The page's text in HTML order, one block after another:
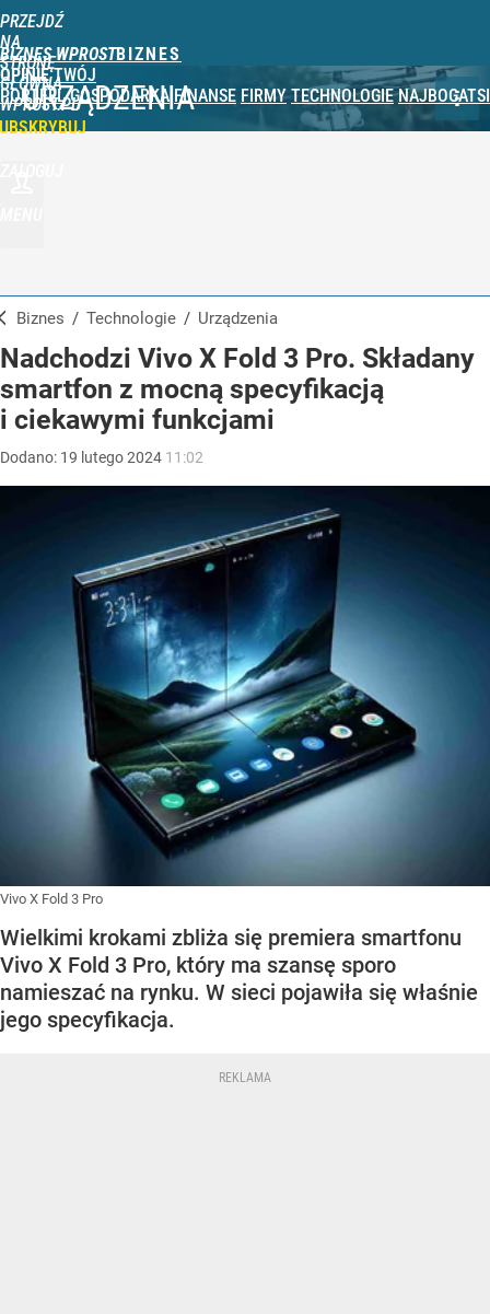
PRZEJDŹ
NA
STRONĘ
GŁÓWNĄ
WPROST.PL
BIZNES WPROST
OPINIE TWÓJ
PORTFEL GOSPODARKA FINANSE FIRMY TECHNOLOGIE NAJBOGATSI
URZĄDZENIA
Biznes / Technologie / Urządzenia
Nadchodzi Vivo X Fold 3 Pro. Składany
smartfon z mocną specyfikacją
i ciekawymi funkcjami
Dodano: 19 lutego2024 11:02
Vivo X Fold 3 Pro
Wielkimi krokami zbliża się premiera smartfonu
Vivo X Fold 3 Pro, który ma szansę sporo
namieszać na rynku. W sieci pojawiła się właśnie
jego specyfikacja.